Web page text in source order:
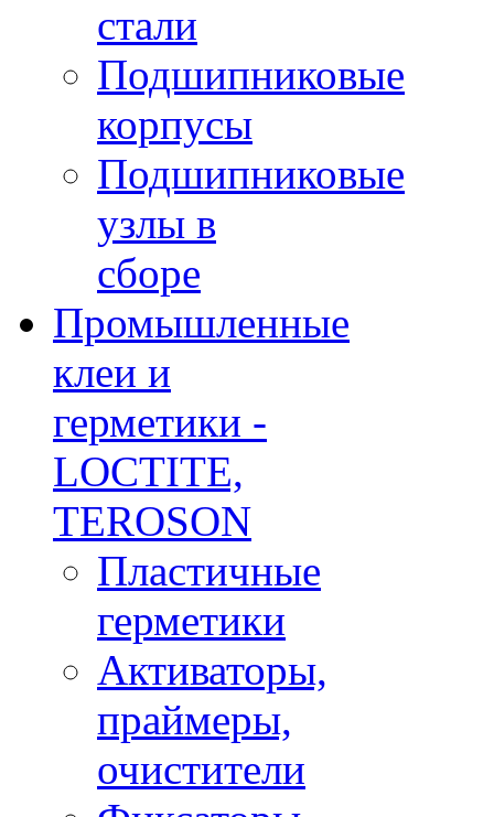
стали
Подшипниковые
корпусы
Подшипниковые
узлы в
сборе
Промышленные
клеи и
герметики -
LOCTITE,
TEROSON
Пластичные
герметики
Активаторы,
праймеры,
очистители